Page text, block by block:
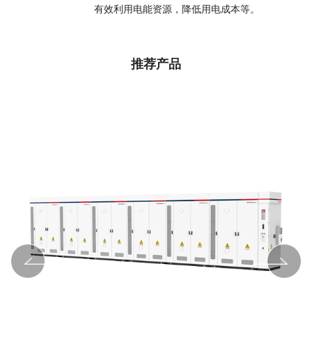
有效利用电能资源，降低用电成本等。
推荐产品